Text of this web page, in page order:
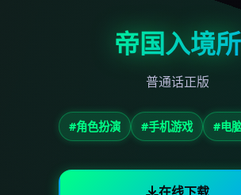
帝国入境所
普通话正版
#角色扮演 #手机游戏 #电
在线下载